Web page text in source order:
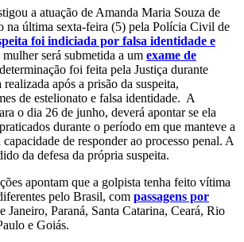
a atuação de Amanda Maria Souza de
última sexta-feira (5) pela Polícia Civil de
foi indiciada por falsa identidade e
será submetida a um exame de
foi feita pela Justiça durante
após a prisão da suspeita,
de estelionato e falsa identidade. A
o dia 26 de junho, deverá apontar se ela
durante o período em que manteve a
capacidade de responder ao processo penal. A
da defesa da própria suspeita.
apontam que a golpista tenha feito vítima
pelo Brasil, com passagens por
Janeiro, Paraná, Santa Catarina, Ceará, Rio
e Goiás.